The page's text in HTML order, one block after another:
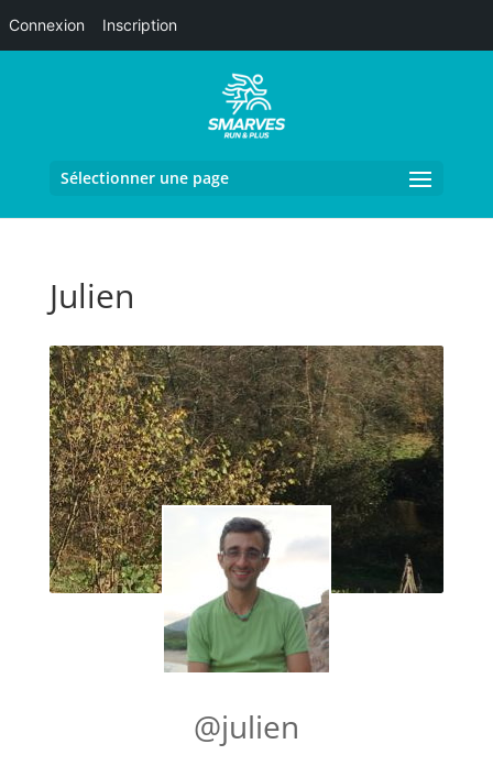
Connexion Inscription
Sélectionner une page
Julien
@julien